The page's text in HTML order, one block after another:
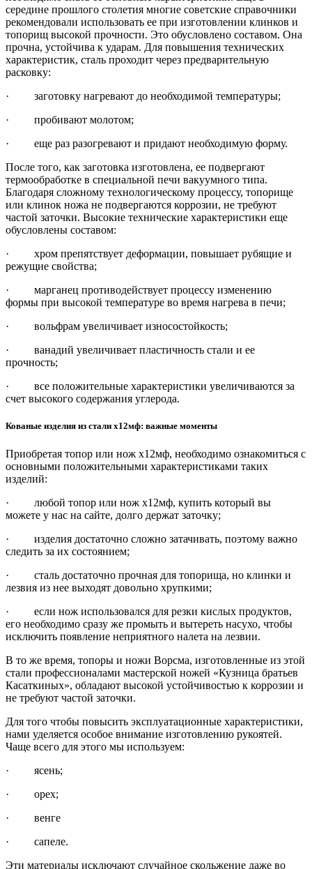
середине прошлого столетия многие советские справочники
рекомендовали использовать ее при изготовлении клинков и
топорищ высокой прочности. Это обусловлено составом. Она
прочна, устойчива к ударам. Для повышения технических
характеристик, сталь проходит через предварительную
расковку:
· заготовку нагревают до необходимой температуры;
· пробивают молотом;
· еще раз разогревают и придают необходимую форму.
После того, как заготовка изготовлена, ее подвергают
термообработке в специальной печи вакуумного типа.
Благодаря сложному технологическому процессу, топорище
или клинок ножа не подвергаются коррозии, не требуют
частой заточки. Высокие технические характеристики еще
обусловлены составом:
· хром препятствует деформации, повышает рубящие и
режущие свойства;
· марганец противодействует процессу изменению
формы при высокой температуре во время нагрева в печи;
· вольфрам увеличивает износостойкость;
· ванадий увеличивает пластичность стали и ее
прочность;
· все положительные характеристики увеличиваются за
счет высокого содержания углерода.
Кованые изделия из стали х12мф: важные моменты
Приобретая топор или нож х12мф, необходимо ознакомиться с
основными положительными характеристиками таких
изделий:
· любой топор или нож х12мф, купить который вы
можете у нас на сайте, долго держат заточку;
· изделия достаточно сложно затачивать, поэтому важно
следить за их состоянием;
· сталь достаточно прочная для топорища, но клинки и
лезвия из нее выходят довольно хрупкими;
· если нож использовался для резки кислых продуктов,
его необходимо сразу же промыть и вытереть насухо, чтобы
исключить появление неприятного налета на лезвии.
В то же время, топоры и ножи Ворсма, изготовленные из этой
стали профессионалами мастерской ножей «Кузница братьев
Касаткиных», обладают высокой устойчивостью к коррозии и
не требуют частой заточки.
Для того чтобы повысить эксплуатационные характеристики,
нами уделяется особое внимание изготовлению рукоятей.
Чаще всего для этого мы используем:
· ясень;
· орех;
· венге
· сапеле.
Эти материалы исключают случайное скольжение даже во